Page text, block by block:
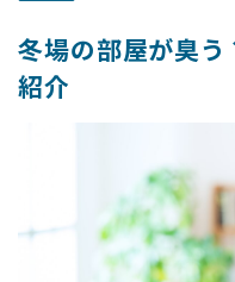
冬場の部屋が臭
紹介